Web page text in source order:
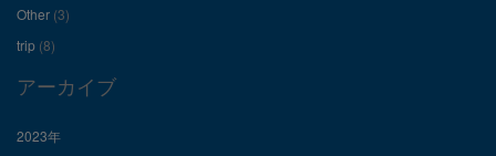
Facebook
で
Other (3)
trip (8)
アーカイブ
2023年